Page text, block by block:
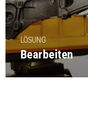
LÖSUNG
Bearbeiten
Schleifen
Polieren